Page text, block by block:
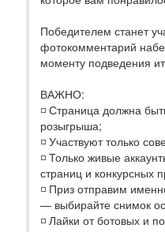
Победителем станет
фотокомментарий
моменту подведения
ВАЖНО:
◽️ Страница должна
розыгрыша;
◽️ Участвуют только
◽️ Только живые
страниц и конкурсных
◽️ Приз отправим
— выбирайте снимок
◽️ Лайки от ботовых и